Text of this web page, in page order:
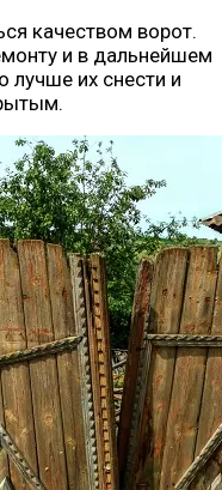
качеством ворот.
и в дальнейшем
лучше их снести и